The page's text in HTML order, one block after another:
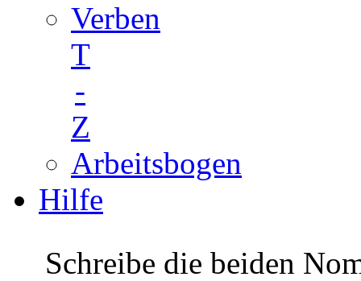
Verben
T
-
Z
Arbeitsbogen
Hilfe
Schreibe die beiden